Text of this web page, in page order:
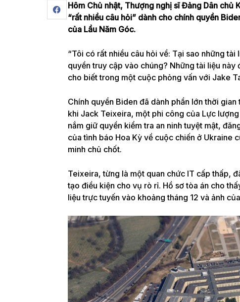
Hôm Chủ nhật, Thượng nghị sĩ Đảng Dân
“rất nhiều câu hỏi” dành cho chính quyền
của Lầu Năm Góc.
“Tôi có rất nhiều câu hỏi về: Tại sao những
quyền truy cập vào chúng? Những tài liệu
cho biết trong một cuộc phỏng vấn với Jake
Chính quyền Biden đã dành phần lớn thời
khi Jack Teixeira, một phi công của Lực
nắm giữ quyền kiểm tra an ninh tuyệt mật,
của tình báo Hoa Kỳ về cuộc chiến ở Ukraine
minh chủ chốt.
Teixeira, từng là một quan chức IT cấp thấp,
tạo điều kiện cho vụ rò rỉ. Hồ sơ tòa án cho
liệu trực tuyến vào khoảng tháng 12 và ảnh